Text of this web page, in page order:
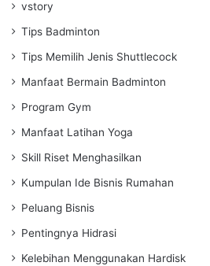
vstory
Tips Badminton
Tips Memilih Jenis Shuttlecock
Manfaat Bermain Badminton
Program Gym
Manfaat Latihan Yoga
Skill Riset Menghasilkan
Kumpulan Ide Bisnis Rumahan
Peluang Bisnis
Pentingnya Hidrasi
Kelebihan Menggunakan Hardisk